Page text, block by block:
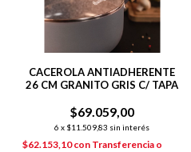
CACEROLA ANTIADHERENTE
26 CM GRANITO GRIS C/ TAPA
$69.059,00
6 x $11.509,83 sin interés
$62.153,10con Transferencia o